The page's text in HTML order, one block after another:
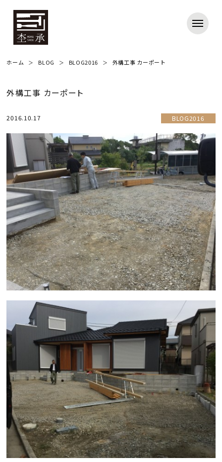
ホーム BLOG BLOG2016 外構工事 カーポート
外構工事 カーポート
2016.10.17 BLOG2016